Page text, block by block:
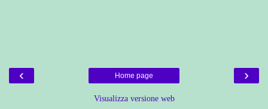
‹ ›
Home page
Visualizza versione web